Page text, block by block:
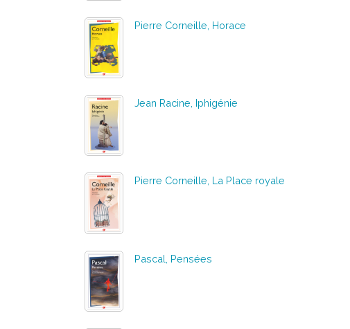
Pierre Corneille, Horace
Jean Racine, Iphigénie
Pierre Corneille, La Place royale
Pascal, Pensées